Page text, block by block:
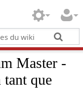
Master -
que